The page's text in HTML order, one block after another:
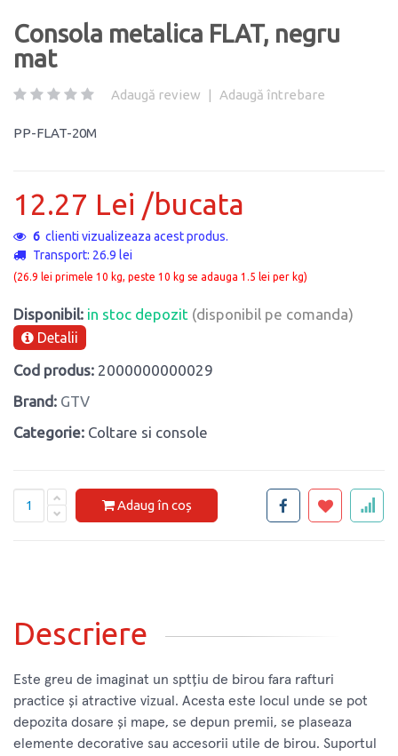
Consola metalica FLAT, negru
mat
Adaugă review | Adaugă întrebare
PP-FLAT-20M
12.27 Lei /bucata
6 clienti vizualizeaza acest produs.
Transport: 26.9 lei
(26.9 lei primele 10 kg, peste 10 kg se adauga 1.5 lei per kg)
Disponibil: in stoc depozit (disponibil pe comanda)
Detalii
Cod produs: 2000000000029
Brand: GTV
Categorie: Coltare si console
Adaug în coș
Descriere
Este greu de imaginat un sptțiu de birou fara rafturi
practice și atractive vizual. Acesta este locul unde se pot
depozita dosare și mape, se depun premii, se plaseaza
elemente decorative sau accesorii utile de birou. Suportul